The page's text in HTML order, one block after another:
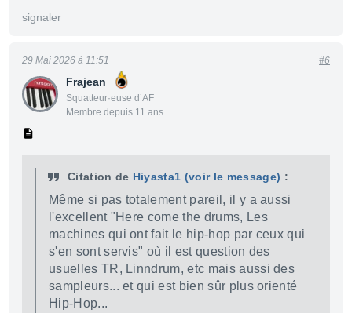
signaler
Frajean
Squatteur·euse d’AF
Membre depuis 11 ans
29 Mai 2026 à 11:51 #6
Citation de Hiyasta1 (voir le message) :
Même si pas totalement pareil, il y a aussi
l'excellent "Here come the drums, Les
machines qui ont fait le hip-hop par ceux qui
s'en sont servis" où il est question des
usuelles TR, Linndrum, etc mais aussi des
sampleurs... et qui est bien sûr plus orienté
Hip-Hop...